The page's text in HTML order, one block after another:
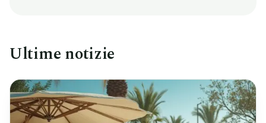
Ultime notizie